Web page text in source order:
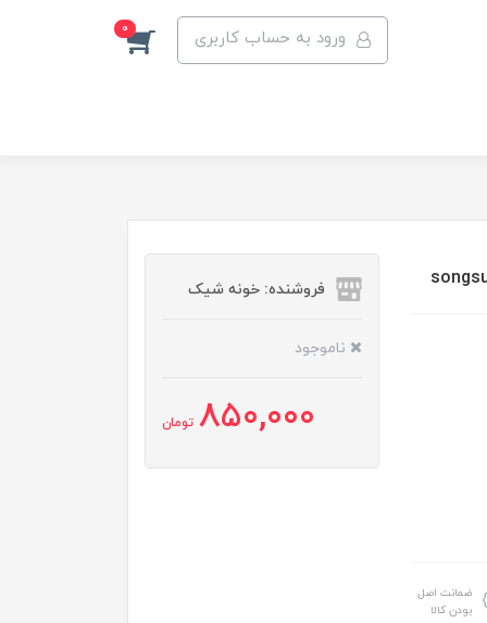
ورود به حساب کاربری 0
ضمانت اصل
بودن کالا
فروشنده: خونه شیک
ناموجود
850,000 تومان